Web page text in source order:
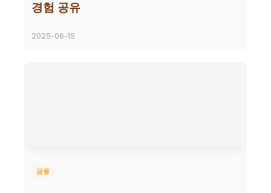
경험 공유
2025-06-15
금융